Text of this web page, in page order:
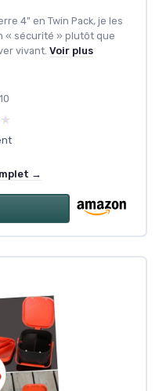
4" en Twin Pack, je les
« sécurité » plutôt que
vivant. Voir plus
→